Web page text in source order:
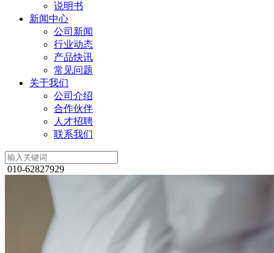
说明书
新闻中心
公司新闻
行业动态
产品快讯
常见问题
关于我们
公司介绍
合作伙伴
人才招聘
联系我们
010-62827929